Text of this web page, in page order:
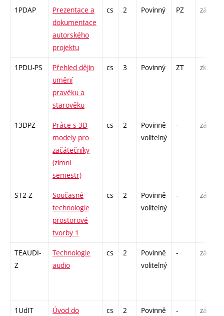
1PDAP
Prezentace a
dokumentace
autorského
projektu
cs 2 Povinný PZ zá
1PDU-PS
Přehled dějin
umění
pravěku a
starověku
cs 3 Povinný ZT zk
13DPZ
Práce s 3D
modely pro
začátečníky
(zimní
semestr)
cs 2
Povinně
volitelný
- zá
ST2-Z
Současné
technologie
prostorové
tvorby 1
cs 2
Povinně
volitelný
- zá
TEAUDI-
Z
Technologie
audio
cs 2
Povinně
volitelný
- zá
1UdIT
Úvod do
cs 2
Povinně
- zá